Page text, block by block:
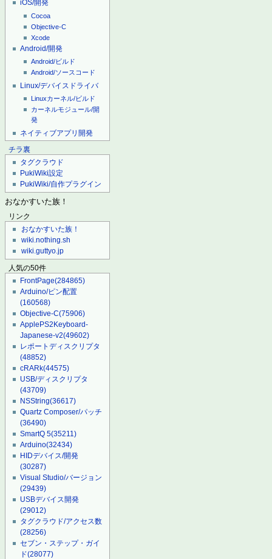
iOS/開発
Cocoa
Objective-C
Xcode
Android/開発
Android/ビルド
Android/ソースコード
Linux/デバイスドライバ
Linuxカーネル/ビルド
カーネルモジュール/開
発
ネイティブアプリ開発
チラ裏
タグクラウド
PukiWiki設定
PukiWiki/自作プラグイン
おなかすいた族！
リンク
おなかすいた族！
wiki.nothing.sh
wiki.guttyo.jp
人気の50件
FrontPage(284865)
Arduino/ピン配置
(160568)
Objective-C(75906)
ApplePS2Keyboard-
Japanese-v2(49602)
レポートディスクリプタ
(48852)
cRARk(44575)
USB/ディスクリプタ
(43709)
NSString(36617)
Quartz Composer/パッチ
(36490)
SmartQ 5(35211)
Arduino(32434)
HIDデバイス/開発
(30287)
Visual Studio/バージョン
(29439)
USBデバイス開発
(29012)
タグクラウド/アクセス数
(28256)
セブン・ステップ・ガイ
ド(28077)